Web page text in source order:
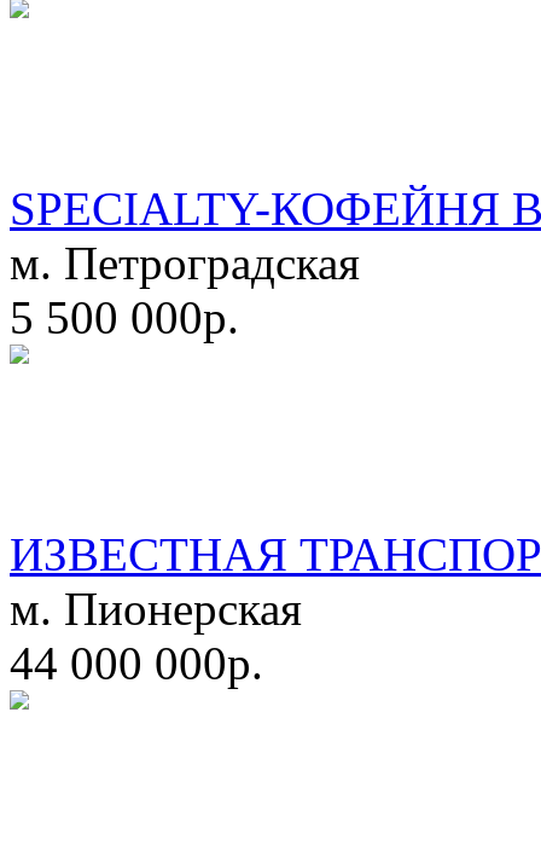
SPECIALTY-
м. Петроградская
5 500 000р.
ИЗВЕСТНАЯ
м. Пионерская
44 000 000р.